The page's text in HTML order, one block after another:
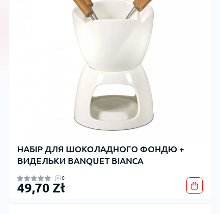
НАБІР ДЛЯ ШОКОЛАДНОГО ФОНДЮ +
ВИДЕЛЬКИ BANQUET BIANCA
0
49,70 Zł